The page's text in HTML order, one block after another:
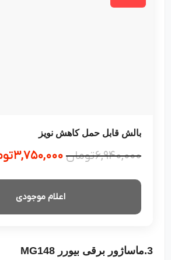
بالش قابل حمل کاهش نویز
۶,۹۴۰,۰۰۰تومان۳,۷۵۰,۰۰۰تومان
اعلام موجودی